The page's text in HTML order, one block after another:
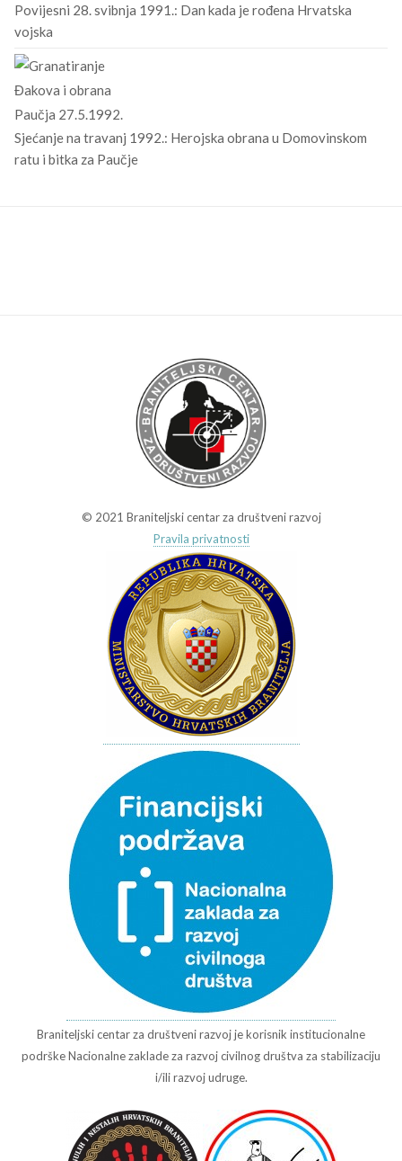
Povijesni 28. svibnja 1991.: Dan kada je rođena Hrvatska
vojska
Sjećanje na travanj 1992.: Herojska obrana u Domovinskom
ratu i bitka za Paučje
© 2021 Braniteljski centar za društveni razvoj
Pravila privatnosti
Braniteljski centar za društveni razvoj je korisnik institucionalne
podrške Nacionalne zaklade za razvoj civilnog društva za stabilizaciju
i/ili razvoj udruge.